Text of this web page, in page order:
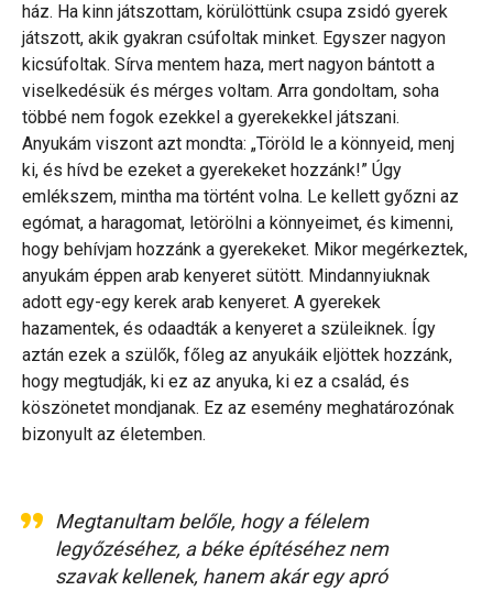
ház. Ha kinn játszottam, körülöttünk csupa zsidó gyerek
játszott, akik gyakran csúfoltak minket. Egyszer nagyon
kicsúfoltak. Sírva mentem haza, mert nagyon bántott a
viselkedésük és mérges voltam. Arra gondoltam, soha
többé nem fogok ezekkel a gyerekekkel játszani.
Anyukám viszont azt mondta: „Töröld le a könnyeid, menj
ki, és hívd be ezeket a gyerekeket hozzánk!” Úgy
emlékszem, mintha ma történt volna. Le kellett győzni az
egómat, a haragomat, letörölni a könnyeimet, és kimenni,
hogy behívjam hozzánk a gyerekeket. Mikor megérkeztek,
anyukám éppen arab kenyeret sütött. Mindannyiuknak
adott egy-egy kerek arab kenyeret. A gyerekek
hazamentek, és odaadták a kenyeret a szüleiknek. Így
aztán ezek a szülők, főleg az anyukáik eljöttek hozzánk,
hogy megtudják, ki ez az anyuka, ki ez a család, és
köszönetet mondjanak. Ez az esemény meghatározónak
bizonyult az életemben.
Megtanultam belőle, hogy a félelem
legyőzéséhez, a béke építéséhez nem
szavak kellenek, hanem akár egy apró